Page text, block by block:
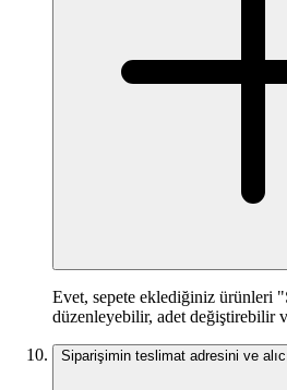
Evet, sepete eklediğiniz ürünleri
düzenleyebilir, adet değiştirebilir
Siparişimin teslimat adresini ve